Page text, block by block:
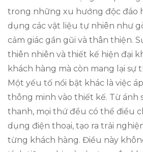
trong những xu hướng độc đáo
dụng các vật liệu tự nhiên như
cảm giác gần gũi và thân thiện.
thiên nhiên và thiết kế hiện đại
khách hàng mà còn mang lại sự
Một yếu tố nổi bật khác là việc
thông minh vào thiết kế. Từ ánh
thanh, mọi thứ đều có thể điều
dụng điện thoại, tạo ra trải
từng khách hàng. Điều này